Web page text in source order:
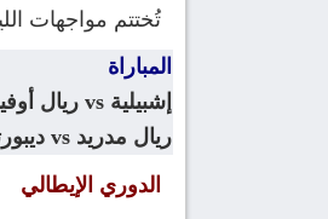
تُختتم مواجهات
المباراة
إشبيلية vs ريال أوفيدو
ريال مدريد vs ديبورتيفو ألافيس
الدوري الإيطالي